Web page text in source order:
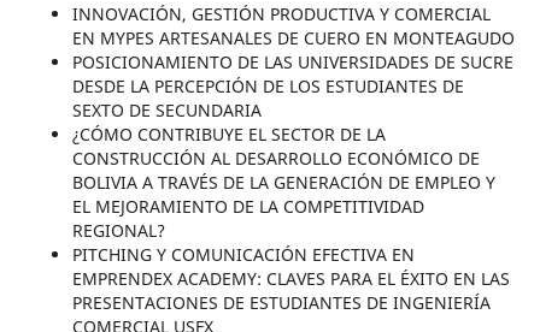
INNOVACIÓN, GESTIÓN PRODUCTIVA Y COMERCIAL
EN MYPES ARTESANALES DE CUERO EN MONTEAGUDO
POSICIONAMIENTO DE LAS UNIVERSIDADES DE SUCRE
DESDE LA PERCEPCIÓN DE LOS ESTUDIANTES DE
SEXTO DE SECUNDARIA
¿CÓMO CONTRIBUYE EL SECTOR DE LA
CONSTRUCCIÓN AL DESARROLLO ECONÓMICO DE
BOLIVIA A TRAVÉS DE LA GENERACIÓN DE EMPLEO Y
EL MEJORAMIENTO DE LA COMPETITIVIDAD
REGIONAL?
PITCHING Y COMUNICACIÓN EFECTIVA EN
EMPRENDEX ACADEMY: CLAVES PARA EL ÉXITO EN LAS
PRESENTACIONES DE ESTUDIANTES DE INGENIERÍA
COMERCIAL USFX